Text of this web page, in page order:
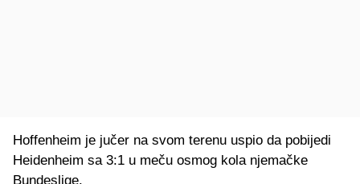
Hoffenheim je jučer na svom terenu uspio da pobijedi
Heidenheim sa 3:1 u meču osmog kola njemačke
Bundeslige.